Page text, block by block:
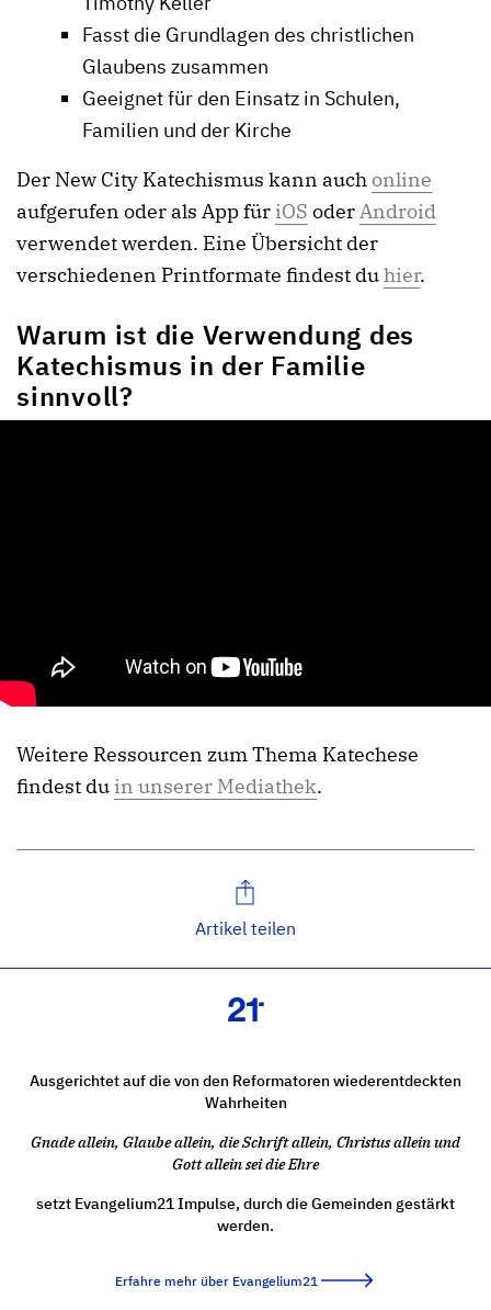
Fasst die Grundlagen des christlichen
Glaubens zusammen
Geeignet für den Einsatz in Schulen,
Familien und der Kirche
Der New City Katechismus kann auch online
aufgerufen oder als App für iOS oderAndroid
verwendet werden. Eine Übersicht der
verschiedenen Printformate findest duhier.
Warum ist die Verwendung des
Katechismus in der Familie
sinnvoll?
Weitere Ressourcen zum Thema Katechese
findest du in unserer Mediathek.
Artikel teilen
Ausgerichtet auf die von den Reformatoren wiederentdeckten
Wahrheiten
Gnade allein, Glaube allein, die Schrift allein, Christus allein und
Gott allein sei die Ehre
setzt Evangelium21 Impulse, durch die Gemeinden gestärkt
werden.
Erfahre mehr über Evangelium21